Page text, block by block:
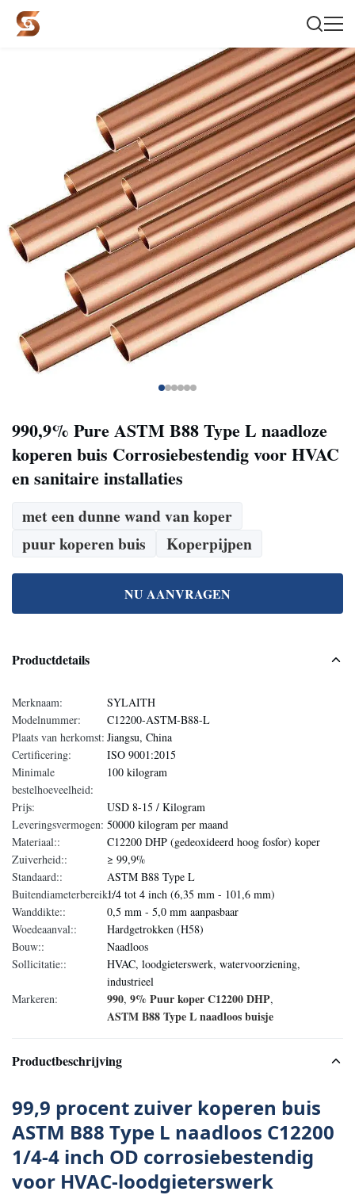
990,9% Pure ASTM B88 Type L naadloze
koperen buis Corrosiebestendig voor HVAC
en sanitaire installaties
met een dunne wand van koper
puur koperen buis
Koperpijpen
NU AANVRAGEN
Productdetails
Merknaam:
SYLAITH
Modelnummer:
C12200-ASTM-B88-L
Plaats van herkomst: Jiangsu, China
Certificering:
ISO 9001:2015
Minimale
bestelhoeveelheid:
100 kilogram
Prijs:
USD 8-15 / Kilogram
Leveringsvermogen: 50000 kilogram per maand
Materiaal::
C12200 DHP (gedeoxideerd hoog fosfor) koper
Zuiverheid::
≥ 99,9%
Standaard::
ASTM B88 Type L
Buitendiameterbereik::1/4 tot 4 inch (6,35 mm - 101,6 mm)
Wanddikte::
0,5 mm - 5,0 mm aanpasbaar
Woedeaanval::
Hardgetrokken (H58)
Bouw::
Naadloos
Sollicitatie::
HVAC, loodgieterswerk, watervoorziening,
industrieel
Markeren:
990, 9% Puur koper C12200 DHP,
ASTM B88 Type L naadloos buisje
Productbeschrijving
99,9 procent zuiver koperen buis
ASTM B88 Type L naadloos C12200
1/4-4 inch OD corrosiebestendig
voor HVAC-loodgieterswerk